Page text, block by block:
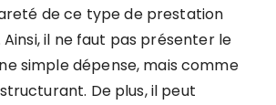
de ce type de prestation
il ne faut pas présenter le
simple dépense, mais comme
De plus, il peut